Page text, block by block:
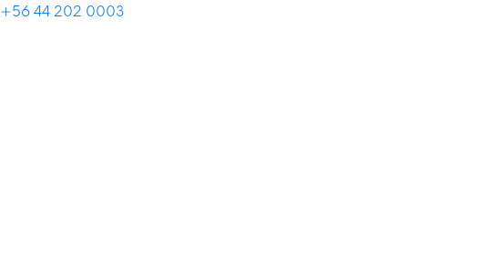
+56 44 202 0003